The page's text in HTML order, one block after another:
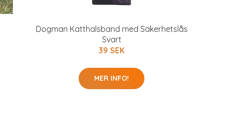
Dogman Katthalsband med Säkerhetslås
Svart
39 SEK
MER INFO!